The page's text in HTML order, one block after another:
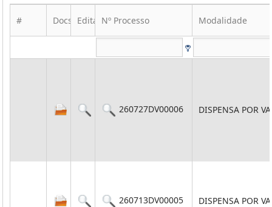
# Docs Edital Nº Processo Modalidade
260727DV00006 DISPENSA POR
260713DV00005 DISPENSA POR